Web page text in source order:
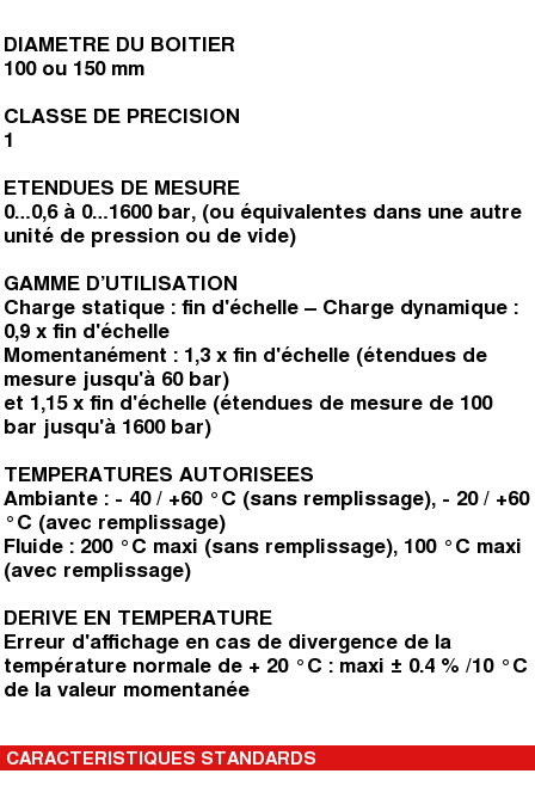
DIAMETRE DU BOITIER
100 ou 150 mm
CLASSE DE PRECISION
1
ETENDUES DE MESURE
0…0,6 à 0…1600 bar, (ou équivalentes dans une autre
unité de pression ou de vide)
GAMME D’UTILISATION
Charge statique : fin d'échelle – Charge dynamique :
0,9 x fin d'échelle
Momentanément : 1,3 x fin d'échelle (étendues de
mesure jusqu'à 60 bar)
et 1,15 x fin d'échelle (étendues de mesure de 100
bar jusqu'à 1600 bar)
TEMPERATURES AUTORISEES
Ambiante : - 40 / +60 °C (sans remplissage), - 20 / +60
°C (avec remplissage)
Fluide : 200 °C maxi (sans remplissage), 100 °C maxi
(avec remplissage)
DERIVE EN TEMPERATURE
Erreur d'affichage en cas de divergence de la
température normale de + 20 °C : maxi ± 0.4 % /10 °C
de la valeur momentanée
CARACTERISTIQUES STANDARDS